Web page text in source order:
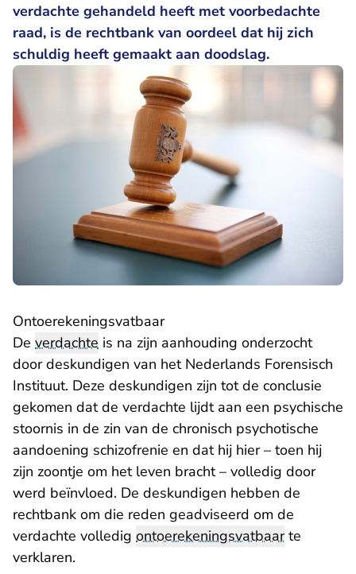
verdachte gehandeld heeft met voorbedachte
raad, is de rechtbank van oordeel dat hij zich
schuldig heeft gemaakt aan doodslag.
Ontoerekeningsvatbaar
De verdachte is na zijn aanhouding onderzocht
door deskundigen van het Nederlands Forensisch
Instituut. Deze deskundigen zijn tot de conclusie
gekomen dat de verdachte lijdt aan een psychische
stoornis in de zin van de chronisch psychotische
aandoening schizofrenie en dat hij hier – toen hij
zijn zoontje om het leven bracht – volledig door
werd beïnvloed. De deskundigen hebben de
rechtbank om die reden geadviseerd om de
verdachte volledig ontoerekeningsvatbaarte
verklaren.